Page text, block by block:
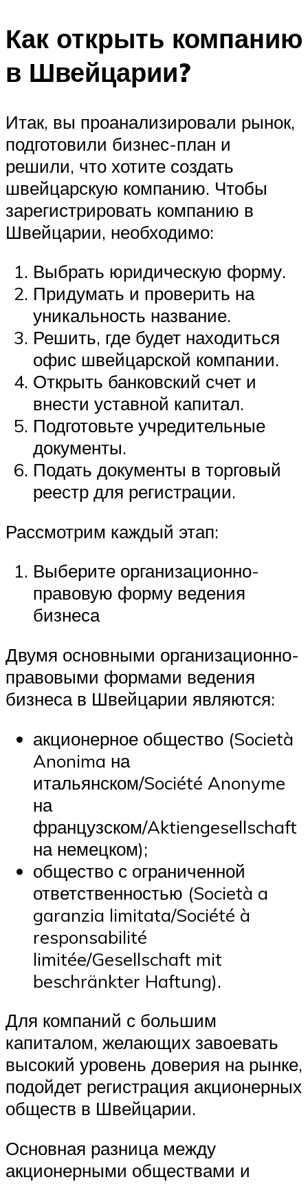
Как открыть компанию
в Швейцарии?
Итак, вы проанализировали рынок,
подготовили бизнес-план и
решили, что хотите создать
швейцарскую компанию. Чтобы
зарегистрировать компанию в
Швейцарии, необходимо:
Выбрать юридическую форму.
Придумать и проверить на
уникальность название.
Решить, где будет находиться
офис швейцарской компании.
Открыть банковский счет и
внести уставной капитал.
Подготовьте учредительные
документы.
Подать документы в торговый
реестр для регистрации.
Рассмотрим каждый этап:
Выберите организационно-
правовую форму ведения
бизнеса
Двумя основными организационно-
правовыми формами ведения
бизнеса в Швейцарии являются:
акционерное общество (Società
Anonima на
итальянском/Société Anonyme
на
французском/Aktiengesellschaft
на немецком);
общество с ограниченной
ответственностью (Società a
garanzia limitata/Société à
responsabilité
limitée/Gesellschaft mit
beschränkter Haftung).
Для компаний с большим
капиталом, желающих завоевать
высокий уровень доверия на рынке,
подойдет регистрация акционерных
обществ в Швейцарии.
Основная разница между
акционерными обществами и